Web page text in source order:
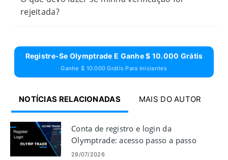
rejeitada?
Registre-Se Olymptrade E Ganhe $ 10.000 Grátis
Ganhe $ 10.000 Grátis Para Iniciantes
NOTÍCIAS RELACIONADAS MAIS DO AUTOR
Conta de registro e login da
Olymptrade: acesso passo a passo
29/07/2026